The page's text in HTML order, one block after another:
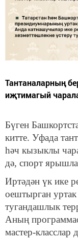
Тантаналарның
иҗтимагый
Бүген
китте. Уфада
һәч кызыклы
дә, спорт
Иртәдән үк ике
оештырган
тугандашлык
Аның
мастер-класслар